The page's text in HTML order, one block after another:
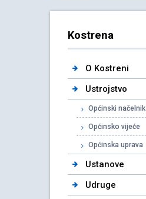
Kostrena
O Kostreni
Ustrojstvo
Općinski načelnik
Općinsko vijeće
Općinska uprava
Ustanove
Udruge